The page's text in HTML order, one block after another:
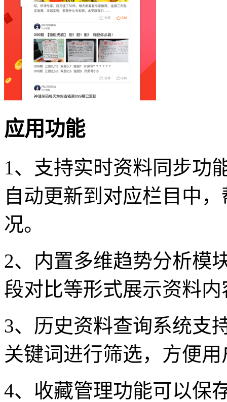
应用功能
1、支持实时资料同步功
自动更新到对应栏目中
况。
2、内置多维趋势分析模
段对比等形式展示资料
3、历史资料查询系统支
关键词进行筛选，方便
4、收藏管理功能可以保